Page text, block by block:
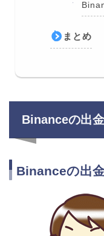
まとめ
Binanceの出
Binanceの出